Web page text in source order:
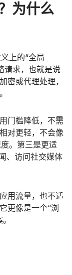
为什么
上的“全局
请求，也就是说
密或代理处理，
门槛降低，不需
对更轻，不会像
。第三是更适
、访问社交媒体
用流量，也不适
更像是一个“浏